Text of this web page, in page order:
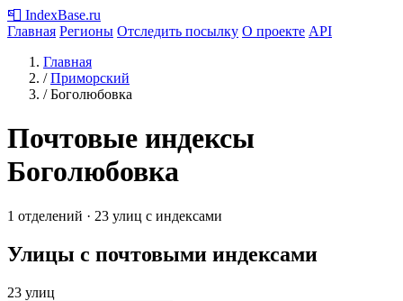
📮 IndexBase.ru
Главная Регионы Отследить посылку О проекте API
Главная
/ Приморский
/ Боголюбовка
Почтовые индексы
Боголюбовка
1 отделений · 23 улиц с индексами
Улицы с почтовыми индексами
23 улиц